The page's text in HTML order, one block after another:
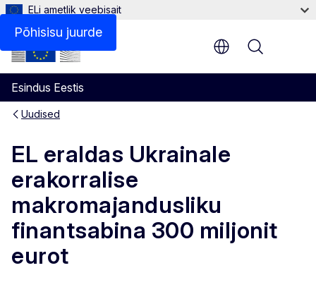
Põhisisu juurde
ELi ametlik veebisait
Esindus Eestis
Menu
Uudised
EL eraldas Ukrainale
erakorralise
makromajandusliku
finantsabina 300 miljonit
eurot